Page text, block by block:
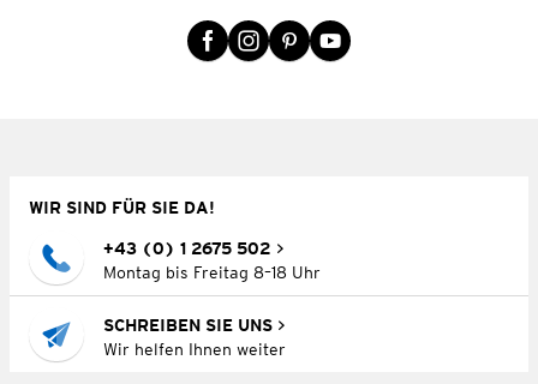
WIR SIND FÜR SIE DA!
+43 (0) 1 2675 502
Montag bis Freitag 8–18 Uhr
SCHREIBEN SIE UNS
Wir helfen Ihnen weiter